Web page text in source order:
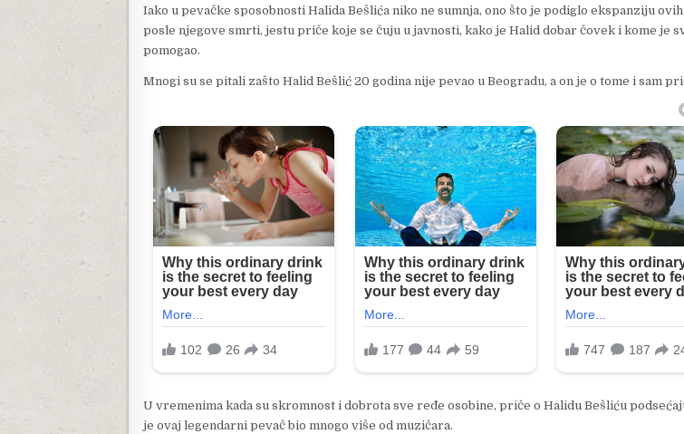
Iako u pevačke sposobnosti Halida Bešlića niko ne sumnja, ono što je podiglo ekspanziju ovih
posle njegove smrti, jestu priče koje se čuju u javnosti, kako je Halid dobar čovek i kome je
pomogao.
Mnogi su se pitali zašto Halid Bešlić 20 godina nije pevao u Beogradu, a on je o tome i sam
U vremenima kada su skromnost i dobrota sve ređe osobine, priče o Halidu Bešliću
je ovaj legendarni pevač bio mnogo više od muzičara.